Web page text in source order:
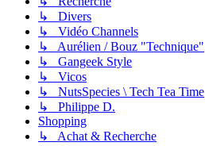
↳ Divers
↳ Vidéo Channels
↳ Aurélien / Bouz "Technique"
↳ Gangeek Style
↳ Vicos
↳ NutsSpecies \ Tech Tea Time
↳ Philippe D.
Shopping
↳ Achat & Recherche